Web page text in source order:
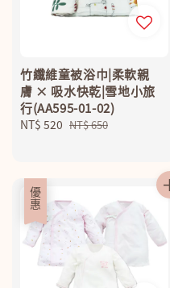
竹纖維童被浴巾|柔軟親
膚 × 吸水快乾|雪地小旅
行(AA595-01-02)
Sale
NT$ 520 Regular
NT$ 650
優惠